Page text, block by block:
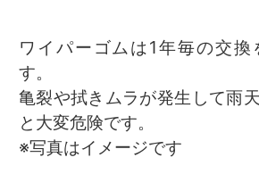
ワイパーゴムは1年毎の交換
す。
亀裂や拭きムラが発生して雨
と大変危険です。
※写真はイメージです